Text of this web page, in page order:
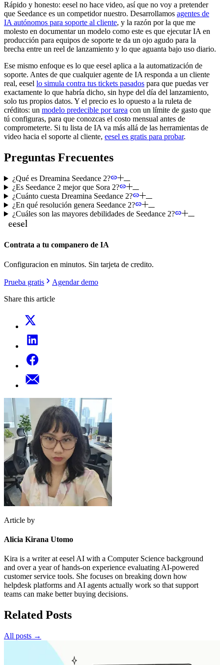
Rápido y honesto: eesel no hace video, así que no voy a pretender
que Seedance es un competidor nuestro. Desarrollamos agentes de
IA autónomos para soporte al cliente, y la razón por la que me
molesto en documentar un modelo como este es que ejecutar IA en
producción para equipos de soporte te da un ojo agudo para la
brecha entre un reel de lanzamiento y lo que aguanta bajo uso diario.
Ese mismo enfoque es lo que eesel aplica a la automatización de
soporte. Antes de que cualquier agente de IA responda a un cliente
real, eesel lo simula contra tus tickets pasados para que puedas ver
exactamente lo que habría dicho, sin hype del día del lanzamiento,
solo tus propios datos. Y el precio es lo opuesto a la ruleta de
créditos: un modelo predecible por tarea con un límite de gasto que
tú configuras, para que conozcas el costo mensual antes de
comprometerte. Si tu lista de IA va más allá de las herramientas de
video hacia el soporte al cliente, eesel es gratis para probar.
Preguntas Frecuentes
¿Qué es Dreamina Seedance 2?
¿Es Seedance 2 mejor que Sora 2?
¿Cuánto cuesta Dreamina Seedance 2?
¿En qué resolución genera Seedance 2?
¿Cuáles son las mayores debilidades de Seedance 2?
Contrata a tu companero de IA
Configuracion en minutos. Sin tarjeta de credito.
Prueba gratis
Agendar demo
Share this article
Article by
Alicia Kirana Utomo
Kira is a writer at eesel AI with a Computer Science background
and over a year of hands-on experience evaluating AI-powered
customer service tools. She focuses on breaking down how
helpdesk platforms and AI agents actually work so that support
teams can make better buying decisions.
Related Posts
All posts →